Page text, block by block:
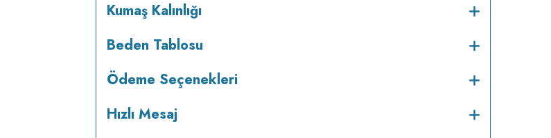
Kumaş Kalınlığı
Beden Tablosu
Ödeme Seçenekleri
Hızlı Mesaj